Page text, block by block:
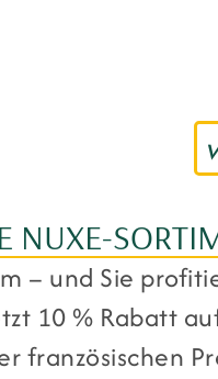
NUXE-
– und Sie
10 % Rabatt
französischen